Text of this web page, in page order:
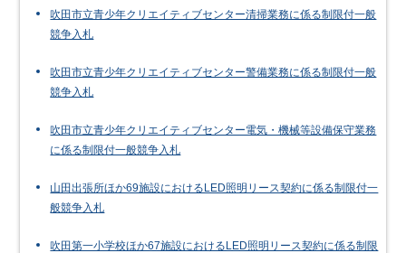
吹田市立青少年クリエイティブセンター清掃業務に係る制限付一般
競争入札
吹田市立青少年クリエイティブセンター警備業務に係る制限付一般
競争入札
吹田市立青少年クリエイティブセンター電気・機械等設備保守業務
に係る制限付一般競争入札
山田出張所ほか69施設におけるLED照明リース契約に係る制限付一
般競争入札
吹田第一小学校ほか67施設におけるLED照明リース契約に係る制限